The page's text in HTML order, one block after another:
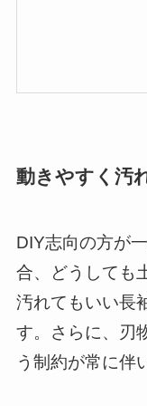
動きやすく汚
DIY志向の方が
合、どうしても
汚れてもいい長
す。さらに、刃
う制約が常に伴